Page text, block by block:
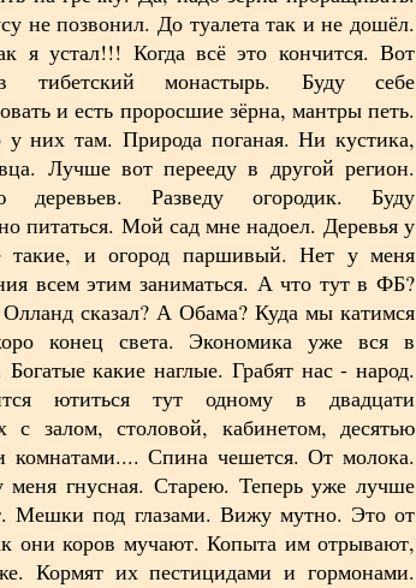
не позвонил. До туалета так и не дошёл.
я устал!!! Когда всё это кончится. Вот
тибетский монастырь. Буду себе
и есть проросшие зёрна, мантры петь.
у них там. Природа поганая. Ни кустика,
Лучше вот перееду в другой регион.
деревьев. Разведу огородик. Буду
питаться. Мой сад мне надоел. Деревья у
такие, и огород паршивый. Нет у меня
всем этим заниматься. А что тут в ФБ?
сказал? А Обама? Куда мы катимся
конец света. Экономика уже вся в
Богатые какие наглые. Грабят нас - народ.
ютиться тут одному в двадцати
с залом, столовой, кабинетом, десятью
комнатами.... Спина чешется. От молока.
гнусная. Старею. Теперь уже лучше
Мешки под глазами. Вижу мутно. Это от
они коров мучают. Копыта им отрывают,
Кормят их пестицидами и гормонами.